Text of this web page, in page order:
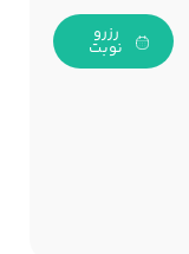
رزرو
نوبت